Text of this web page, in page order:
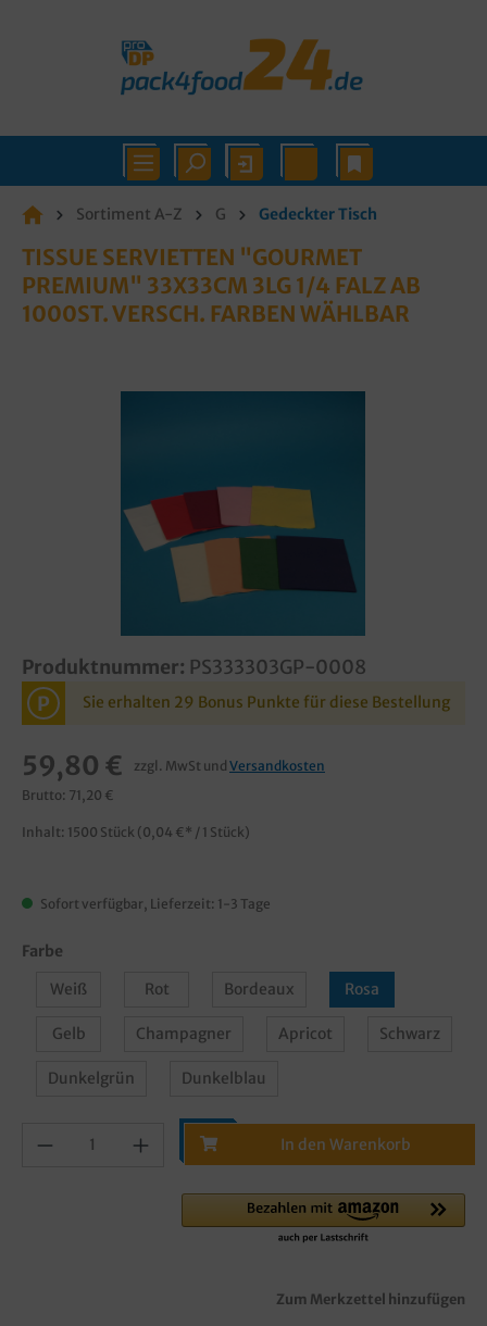
Sortiment A-Z G Gedeckter Tisch
TISSUE SERVIETTEN "GOURMET
PREMIUM" 33X33CM 3LG 1/4 FALZ AB
1000ST. VERSCH. FARBEN WÄHLBAR
Produktnummer: PS333303GP-0008
P Sie erhalten 29 Bonus Punkte für diese Bestellung
59,80 € zzgl. MwSt und Versandkosten
Brutto: 71,20 €
Inhalt: 1500 Stück (0,04 €* / 1 Stück)
Sofort verfügbar, Lieferzeit: 1-3 Tage
Farbe
Weiß
Rot Bordeaux Rosa
Gelb Champagner Apricot Schwarz
Dunkelgrün Dunkelblau
In den Warenkorb
Zum Merkzettel hinzufügen